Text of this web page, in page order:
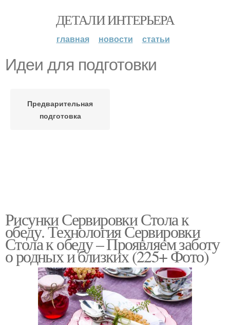
ДЕТАЛИ ИНТЕРЬЕРА
главная новости статьи
Идеи для подготовки
Предварительная
подготовка
Рисунки Сервировки Стола к
обеду. Технология Сервировки
Стола к обеду – Проявляем заботу
о родных и близких (225+ Фото)